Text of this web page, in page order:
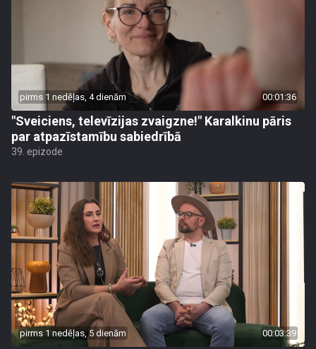
pirms 1 nedēļas, 4 dienām 00:01:36
"Sveiciens, televīzijas zvaigzne!" Karalkinu pāris
par atpazīstamību sabiedrībā
39. epizode
pirms 1 nedēļas, 5 dienām 00:03:39